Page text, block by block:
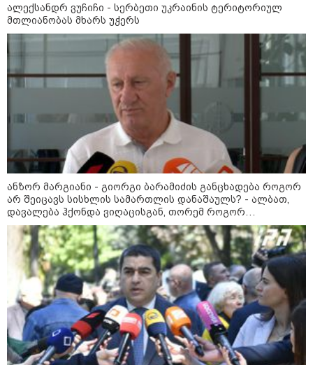
ნანუკა ჟორჟოლიანი
ვიდეომიმართვას ავრცელებს - "მე
და ეკას ვრცელი მიმოწერა
გვქონდა"
პოლიტიკა
ალექსანდრ ვუჩიჩი - სერბეთი უკრაინის ტერიტორიულ
მთლიანობას მხარს უჭერს
ანზორ მარგიანი - გიორგი ბარამიძის განცხადება როგორ
არ შეიცავს სისხლის სამართლის დანაშაულს? - ალბათ,
დავალება ჰქონდა ვიღაცისგან, თორემ როგორ
შეიძლებოდა ამის თქმა?